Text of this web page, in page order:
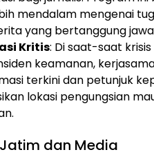
mendalam mengenai
yang bertanggung
Kritis: Di saat-saat
keamanan,
terkini dan petunjuk
lokasi pengungsian
dan Media